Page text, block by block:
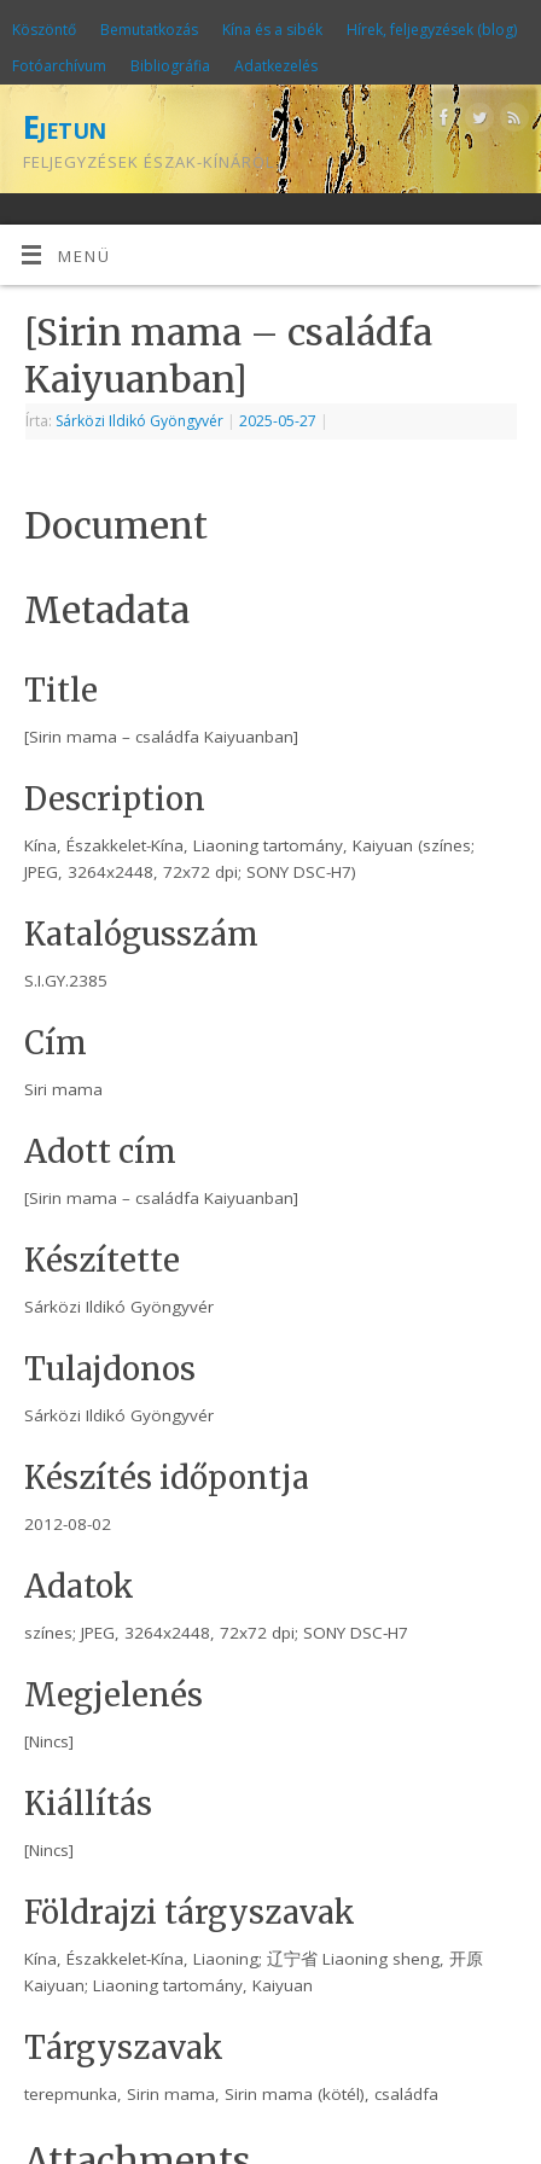
Köszöntő Bemutatkozás Kína és a sibék
Hírek, feljegyzések (blog)
Fotóarchívum
Bibliográfia Adatkezelés
Ejetun
FELJEGYZÉSEK ÉSZAK-KÍNÁRÓL
MENÜ
[Sirin mama – családfa
Kaiyuanban]
Írta: Sárközi Ildikó Gyöngyvér | 2025-05-27 |
Document
Metadata
Title
[Sirin mama – családfa Kaiyuanban]
Description
Kína, Északkelet-Kína, Liaoning tartomány, Kaiyuan (színes;
JPEG, 3264x2448, 72x72 dpi; SONY DSC-H7)
Katalógusszám
S.I.GY.2385
Cím
Siri mama
Adott cím
[Sirin mama – családfa Kaiyuanban]
Készítette
Sárközi Ildikó Gyöngyvér
Tulajdonos
Sárközi Ildikó Gyöngyvér
Készítés időpontja
2012-08-02
Adatok
színes; JPEG, 3264x2448, 72x72 dpi; SONY DSC-H7
Megjelenés
[Nincs]
Kiállítás
[Nincs]
Földrajzi tárgyszavak
Kína, Északkelet-Kína, Liaoning; 辽宁省 Liaoning sheng, 开原
Kaiyuan; Liaoning tartomány, Kaiyuan
Tárgyszavak
terepmunka, Sirin mama, Sirin mama (kötél), családfa